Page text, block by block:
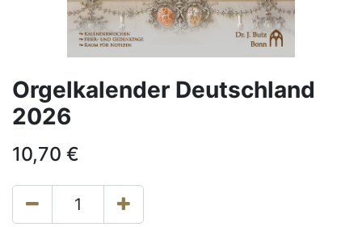
Orgelkalender Deutschland
2026
10,70 €